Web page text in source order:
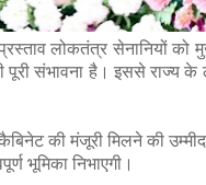
लोकतंत्र सेनानियों को
संभावना है। इससे राज्य
की मंजूरी मिलने की
भूमिका निभाएगी।